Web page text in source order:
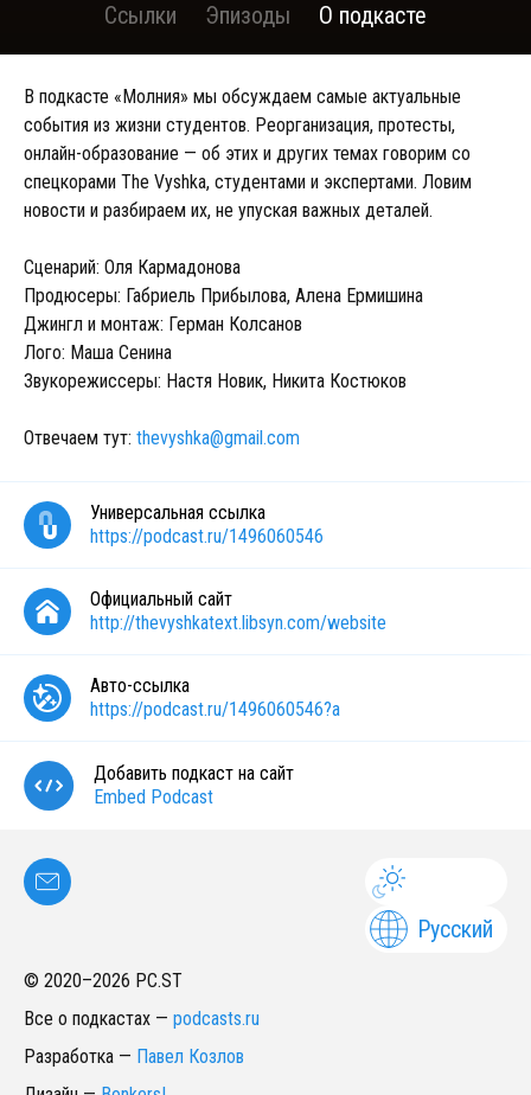
Ссылки Эпизоды О подкасте
В подкасте «Молния» мы обсуждаем самые актуальные
события из жизни студентов. Реорганизация, протесты,
онлайн-образование — об этих и других темах говорим со
спецкорами The Vyshka, студентами и экспертами. Ловим
новости и разбираем их, не упуская важных деталей.
Сценарий: Оля Кармадонова
Продюсеры: Габриель Прибылова, Алена Ермишина ⁣⁣⠀
Джингл и монтаж: Герман Колсанов
Лого: Маша Сенина ⁣⁣⠀
Звукорежиссеры: Настя Новик, Никита Костюков ⁣⁣
Отвечаем тут: thevyshka@gmail.com
Универсальная ссылка
https://podcast.ru/1496060546
Официальный сайт
http://thevyshkatext.libsyn.com/website
Авто-ссылка
https://podcast.ru/1496060546?a
Добавить подкаст на сайт
Embed Podcast
Русский
© 2020–2026 PC.ST
Все о подкастах — podcasts.ru
Разработка — Павел Козлов